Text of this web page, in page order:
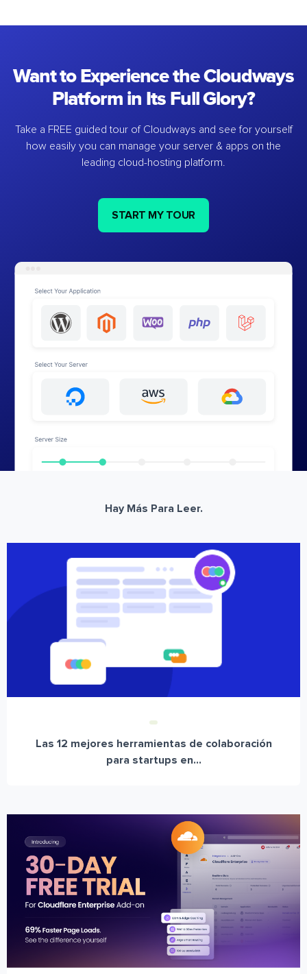
Want to Experience the Cloudways
Platform in Its Full Glory?
Take a FREE guided tour of Cloudways and see for yourself
how easily you can manage your server & apps on the
leading cloud-hosting platform.
START MY TOUR
Hay Más Para Leer.
Las 12 mejores herramientas de colaboración
para startups en...